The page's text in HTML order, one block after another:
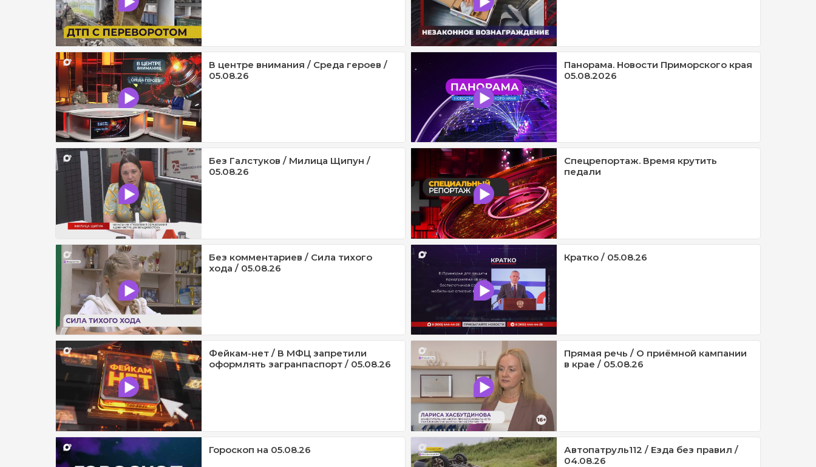
В центре внимания / Среда героев /
05.08.26
Панорама. Новости Приморского края
05.08.2026
Без Галстуков / Милица Щипун /
05.08.26
Спецрепортаж. Время крутить
педали
Без комментариев / Сила тихого
хода / 05.08.26
Кратко / 05.08.26
Фейкам-нет / В МФЦ запретили
оформлять загранпаспорт / 05.08.26
Прямая речь / О приёмной кампании
в крае / 05.08.26
Гороскоп на 05.08.26
Автопатруль112 / Езда без правил /
04.08.26